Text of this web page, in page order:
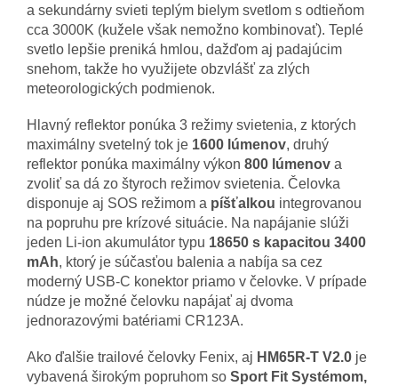
a sekundárny svieti teplým bielym svetlom s odtieňom
cca 3000K (kužele však nemožno kombinovať). Teplé
svetlo lepšie preniká hmlou, dažďom aj padajúcim
snehom, takže ho využijete obzvlášť za zlých
meteorologických podmienok.
Hlavný reflektor ponúka 3 režimy svietenia, z ktorých
maximálny svetelný tok je 1600 lúmenov, druhý
reflektor ponúka maximálny výkon 800 lúmenov a
zvoliť sa dá zo štyroch režimov svietenia. Čelovka
disponuje aj SOS režimom a píšťalkou integrovanou
na popruhu pre krízové situácie. Na napájanie slúži
jeden Li-ion akumulátor typu 18650 s kapacitou 3400
mAh, ktorý je súčasťou balenia a nabíja sa cez
moderný USB-C konektor priamo v čelovke. V prípade
núdze je možné čelovku napájať aj dvoma
jednorazovými batériami CR123A.
Ako ďalšie trailové čelovky Fenix, aj HM65R-T V2.0 je
vybavená širokým popruhom so Sport Fit Systémom,